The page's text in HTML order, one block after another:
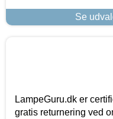
Se
LampeGuru.dk er
gratis returnering ved